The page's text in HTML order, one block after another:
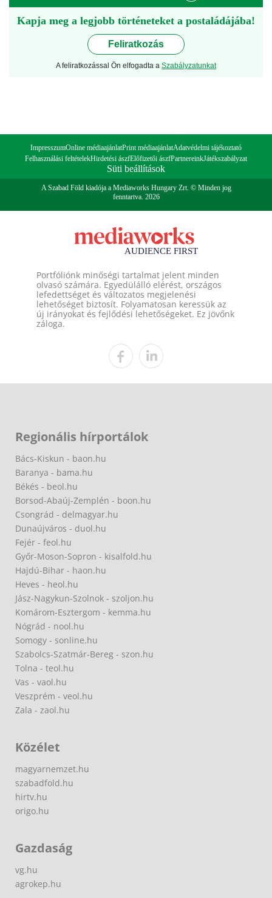
Kapja meg a legjobb történeteket a postaládájába!
Feliratkozás
A feliratkozással Ön elfogadta a Szabályzatunkat
ImpresszumOnline médiaajánlatPrint médiaajánlatAdatvédelmi tájékoztató
Felhasználási feltételekHirdetési ászfElőfizetői ászfPartnereinkJátékszabályzat
Süti beállítások
A Szabad Föld kiadója a Mediaworks Hungary Zrt. © Minden jog
fenntartva. 2026
Portfóliónk minőségi tartalmat jelent minden
olvasó számára. Egyedülálló elérést, országos
lefedettséget és változatos megjelenési
lehetőséget biztosít. Folyamatosan keressük az
új irányokat és fejlődési lehetőségeket. Ez jövőnk
záloga.
Regionális hírportálok
Bács-Kiskun - baon.hu
Baranya - bama.hu
Békés - beol.hu
Borsod-Abaúj-Zemplén - boon.hu
Csongrád - delmagyar.hu
Dunaújváros - duol.hu
Fejér - feol.hu
Győr-Moson-Sopron - kisalfold.hu
Hajdú-Bihar - haon.hu
Heves - heol.hu
Jász-Nagykun-Szolnok - szoljon.hu
Komárom-Esztergom - kemma.hu
Nógrád - nool.hu
Somogy - sonline.hu
Szabolcs-Szatmár-Bereg - szon.hu
Tolna - teol.hu
Vas - vaol.hu
Veszprém - veol.hu
Zala - zaol.hu
Közélet
magyarnemzet.hu
szabadfold.hu
hirtv.hu
origo.hu
Gazdaság
vg.hu
agrokep.hu